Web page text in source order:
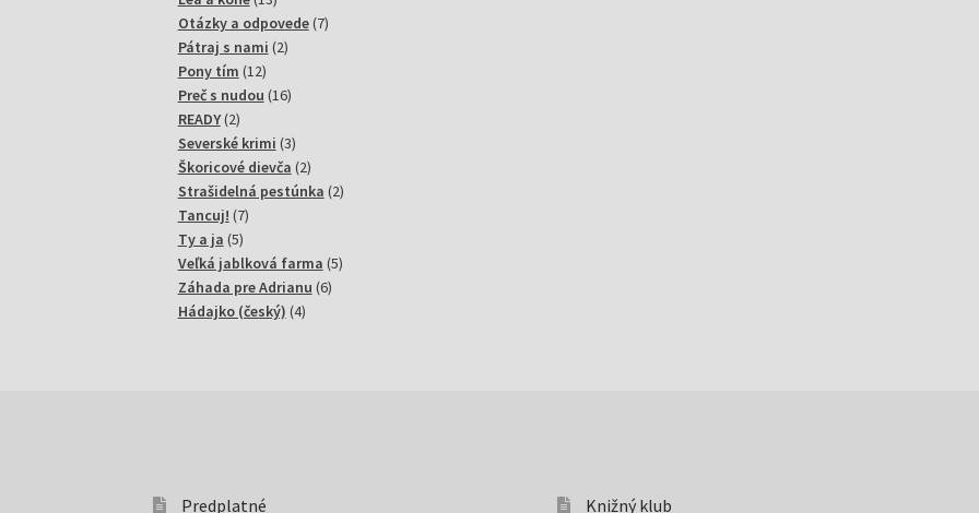
produktov
Otázky a odpovede 77
Pátraj s nami 22
Pony tím 1212
produktov
Preč s nudou 1616
READY 22
produkty
Severské krimi 33
produkty
Škoricové dievča 22
produkty
Strašidelná pestúnka 22
Tancuj! 77
Ty a ja 55
produktov
Veľká jablková farma 55
Záhada pre Adrianu 66
Hádajko (český) 44
Predplatné Knižný klub